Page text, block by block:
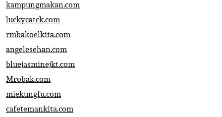
kampungmakan.com
luckycatck.com
rmbakoelkita.com
angelesehan.com
bluejasminejkt.com
Mrobak.com
miekungfu.com
cafetemankita.com